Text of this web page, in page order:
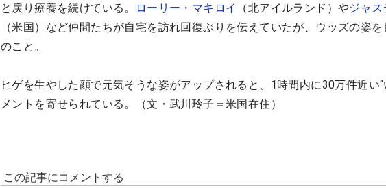
と戻り療養を続けている。
ローリー・マキロイ （北アイルランド）やジャス
（米国）など仲間たちが自宅を訪れ回復ぶりを伝えていたが、ウッズの姿
のこと。
ヒゲを生やした顔で元気そうな姿がアップされると、1時間内に30万件近い“
メントを寄せられている。（文・武川玲子＝米国在住）